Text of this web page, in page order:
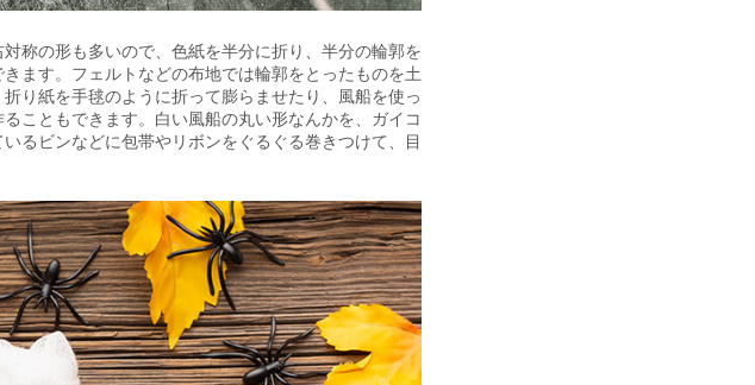
称の形も多いので、色紙を半分に折り、半分の輪郭を
ます。フェルトなどの布地では輪郭をとったものを土
り紙を手毬のように折って膨らませたり、風船を使っ
こともできます。白い風船の丸い形なんかを、ガイコ
るビンなどに包帯やリボンをぐるぐる巻きつけて、目